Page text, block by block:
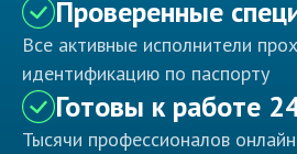
Проверенные
Все активные исполнители
идентификацию по паспорту
Готовы к работе
Тысячи профессионалов